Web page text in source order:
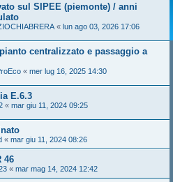
sul SIPEE (piemonte) / anni
« lun ago 03, 2026 17:06
centralizzato e passaggio a
« mer lug 16, 2025 14:30
E.6.3
« mar giu 11, 2024 09:25
« mar giu 11, 2024 08:26
46
« mar mag 14, 2024 12:42